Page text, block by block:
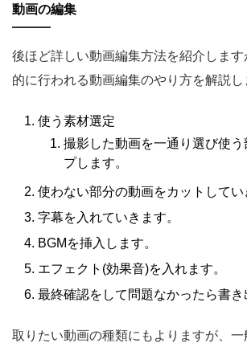
動画の編集
後ほど詳しい動画編集方法を紹介しま
的に行われる動画編集のやり方を解説し
使う素材選定
撮影した動画を一通り選び使
プします。
使わない部分の動画をカットしてい
字幕を入れていきます。
BGMを挿入します。
エフェクト(効果音)を入れます。
最終確認をして問題なかったら書き
取りたい動画の種類にもよりますが、一